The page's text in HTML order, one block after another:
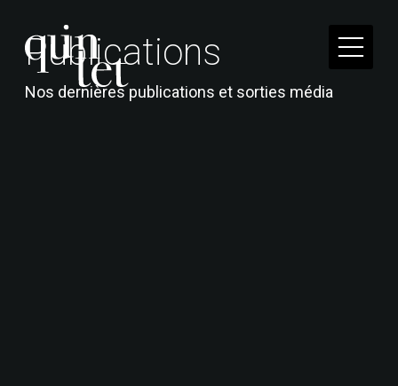
Publications
Nos dernières publications et sorties média